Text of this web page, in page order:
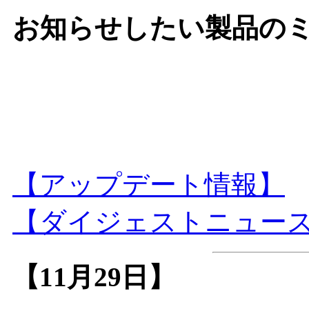
お知らせしたい製品の
【アップデート情報】
【ダイジェストニュー
【11月29日】